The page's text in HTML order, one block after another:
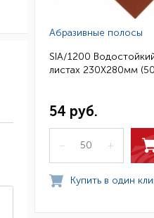
Абразивные полосы
SIA/1200
листах 230Х280мм
54 руб.
– +
Купить в один